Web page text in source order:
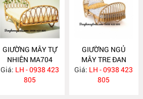
GIƯỜNG MÂY TỰ
NHIÊN MA704
Giá: LH - 0938 423
805
GIƯỜNG NGỦ
MÂY TRE ĐAN
MA703
Giá: LH - 0938 423
805